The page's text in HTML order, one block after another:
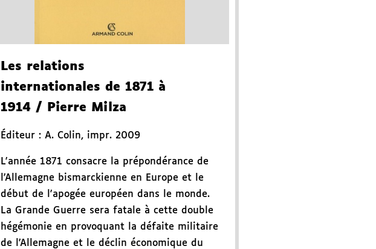
Les relations
internationales de 1871 à
1914/ Pierre Milza
Éditeur : A. Colin, impr. 2009
L'année 1871 consacre la prépondérance de
l'Allemagne bismarckienne en Europe et le
début de l'apogée européen dans le monde.
La Grande Guerre sera fatale à cette double
hégémonie en provoquant la défaite militaire
de l'Allemagne et le déclin économique du